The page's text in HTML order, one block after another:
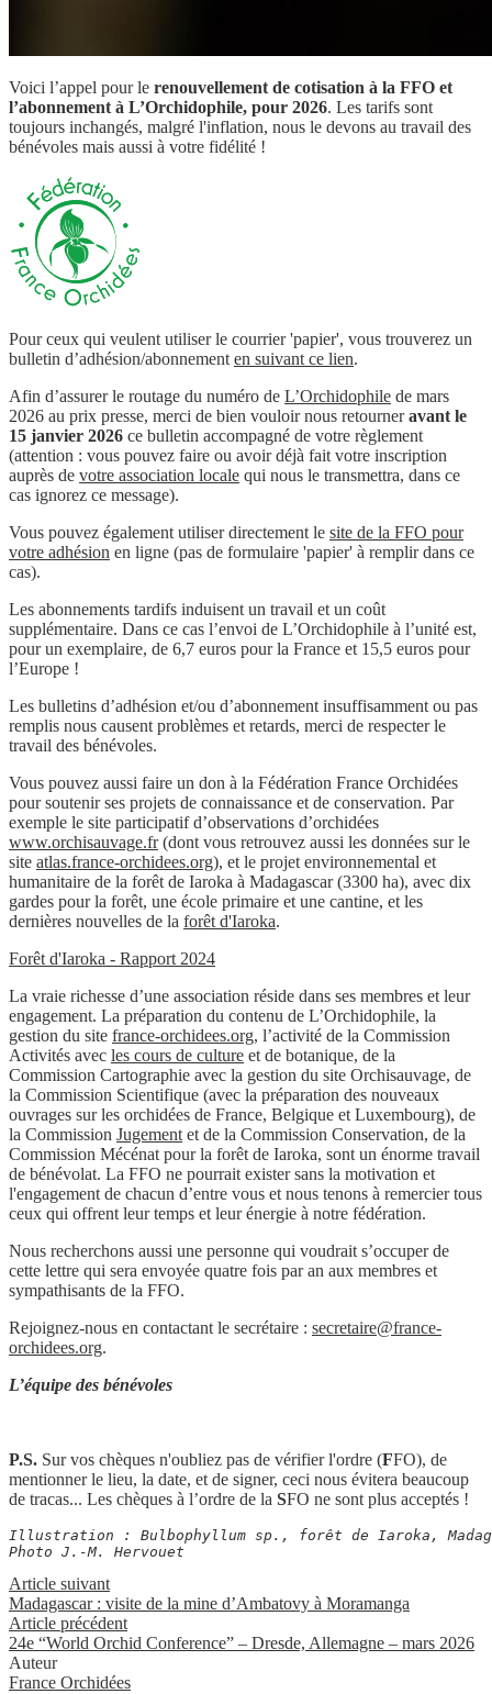
Voici l’appel pour le renouvellement de cotisation à la FFO et
l’abonnement à L’Orchidophile, pour 2026. Les tarifs sont
toujours inchangés, malgré l'inflation, nous le devons au travail des
bénévoles mais aussi à votre fidélité !
Pour ceux qui veulent utiliser le courrier 'papier', vous trouverez un
bulletin d’adhésion/abonnementen suivant ce lien.
Afin d’assurer le routage du numéro de L’Orchidophile de mars
2026 au prix presse, merci de bien vouloir nous retourneravant le
15 janvier 2026 ce bulletin accompagné de votre règlement
(attention : vous pouvez faire ou avoir déjà fait votre inscription
auprès de votre association locale qui nous le transmettra, dans ce
cas ignorez ce message).
Vous pouvez également utiliser directement le site de la FFO pour
votre adhésion en ligne (pas de formulaire 'papier' à remplir dans ce
cas).
Les abonnements tardifs induisent un travail et un coût
supplémentaire. Dans ce cas l’envoi de L’Orchidophile à l’unité est,
pour un exemplaire, de 6,7 euros pour la France et 15,5 euros pour
l’Europe !
Les bulletins d’adhésion et/ou d’abonnement insuffisamment ou pas
remplis nous causent problèmes et retards, merci de respecter le
travail des bénévoles.
Vous pouvez aussi faire un don à la Fédération France Orchidées
pour soutenir ses projets de connaissance et de conservation. Par
exemple le site participatif d’observations d’orchidées
www.orchisauvage.fr(dont vous retrouvez aussi les données sur le
site atlas.france-orchidees.org), et le projet environnemental et
humanitaire de la forêt de Iaroka à Madagascar (3300 ha), avec dix
gardes pour la forêt, une école primaire et une cantine, et les
dernières nouvelles de la forêt d'Iaroka.
Forêt d'Iaroka - Rapport 2024
La vraie richesse d’une association réside dans ses membres et leur
engagement. La préparation du contenu de L’Orchidophile, la
gestion du site france-orchidees.org, l’activité de la Commission
Activités avec les cours de culture et de botanique, de la
Commission Cartographie avec la gestion du site Orchisauvage, de
la Commission Scientifique (avec la préparation des nouveaux
ouvrages sur les orchidées de France, Belgique et Luxembourg), de
la Commission Jugementet de la Commission Conservation, de la
Commission Mécénat pour la forêt de Iaroka, sont un énorme travail
de bénévolat. La FFO ne pourrait exister sans la motivation et
l'engagement de chacun d’entre vous et nous tenons à remercier tous
ceux qui offrent leur temps et leur énergie à notre fédération.
Nous recherchons aussi une personne qui voudrait s’occuper de
cette lettre qui sera envoyée quatre fois par an aux membres et
sympathisants de la FFO.
Rejoignez-nous en contactant le secrétaire : secretaire@france-
orchidees.org.
L’équipe des bénévoles
P.S. Sur vos chèques n'oubliez pas de vérifier l'ordre (FFO), de
mentionner le lieu, la date, et de signer, ceci nous évitera beaucoup
de tracas... Les chèques à l’ordre de la SFO ne sont plus acceptés !
Illustration : Bulbophyllum sp., forêt de Iaroka,
Photo J.-M. Hervouet
Article suivant
Madagascar : visite de la mine d’Ambatovy à Moramanga
Article précédent
24e “World Orchid Conference” – Dresde, Allemagne – mars 2026
Auteur
France Orchidées